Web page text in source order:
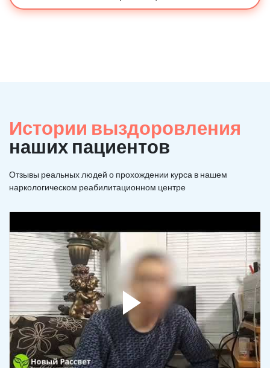
Истории выздоровления
наших пациентов
Отзывы реальных людей о прохождении курса в нашем
наркологическом реабилитационном центре